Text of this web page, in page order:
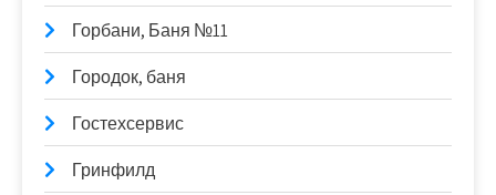
Горбани, Баня №11
Городок, баня
Гостехсервис
Гринфилд